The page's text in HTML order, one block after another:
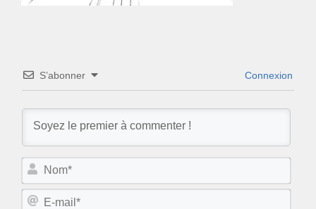
S’abonner Connexion
N
m
E